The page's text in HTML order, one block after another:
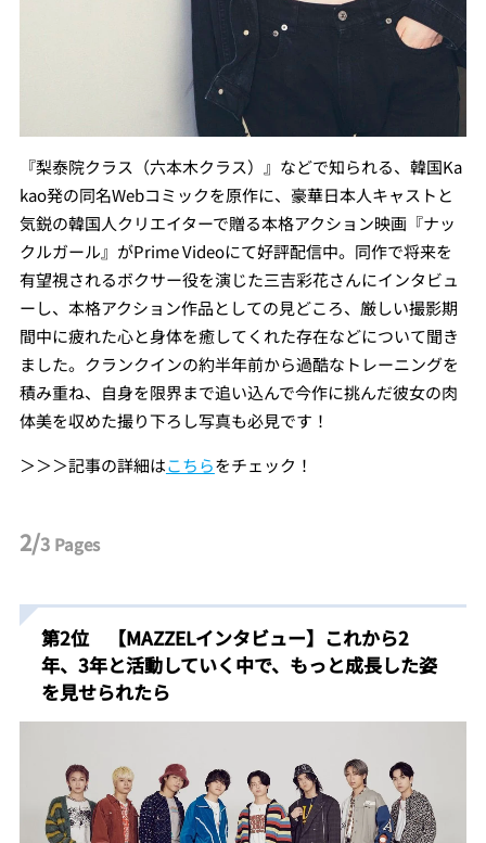
『梨泰院クラス（六本木クラス）』などで知られる、韓国Ka
kao発の同名Webコミックを原作に、豪華日本人キャストと
気鋭の韓国人クリエイターで贈る本格アクション映画『ナッ
クルガール』がPrime Videoにて好評配信中。同作で将来を
有望視されるボクサー役を演じた三吉彩花さんにインタビュ
ーし、本格アクション作品としての見どころ、厳しい撮影期
間中に疲れた心と身体を癒してくれた存在などについて聞き
ました。クランクインの約半年前から過酷なトレーニングを
積み重ね、自身を限界まで追い込んで今作に挑んだ彼女の肉
体美を収めた撮り下ろし写真も必見です！
＞＞＞記事の詳細はこちらをチェック！
2/3 Pages
第2位 【MAZZELインタビュー】これから2
年、3年と活動していく中で、もっと成長した姿
を見せられたら